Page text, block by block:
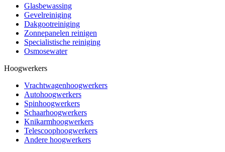
Glasbewassing
Gevelreiniging
Dakgootreiniging
Zonnepanelen reinigen
Specialistische reiniging
Osmosewater
Hoogwerkers
Vrachtwagenhoogwerkers
Autohoogwerkers
Spinhoogwerkers
Schaarhoogwerkers
Knikarmhoogwerkers
Telescoophoogwerkers
Andere hoogwerkers